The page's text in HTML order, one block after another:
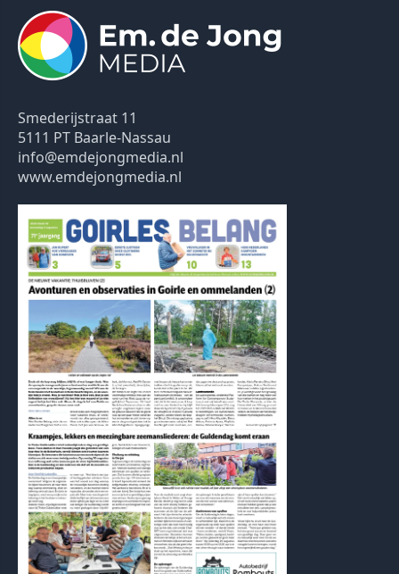
Smederijstraat 11
5111 PT Baarle-Nassau
info@emdejongmedia.nl
www.emdejongmedia.nl